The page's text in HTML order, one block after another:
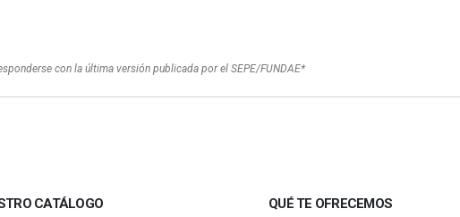
con la última versión publicada por el SEPE/FUNDAE*
CATÁLOGO QUÉ TE OFRECEMOS